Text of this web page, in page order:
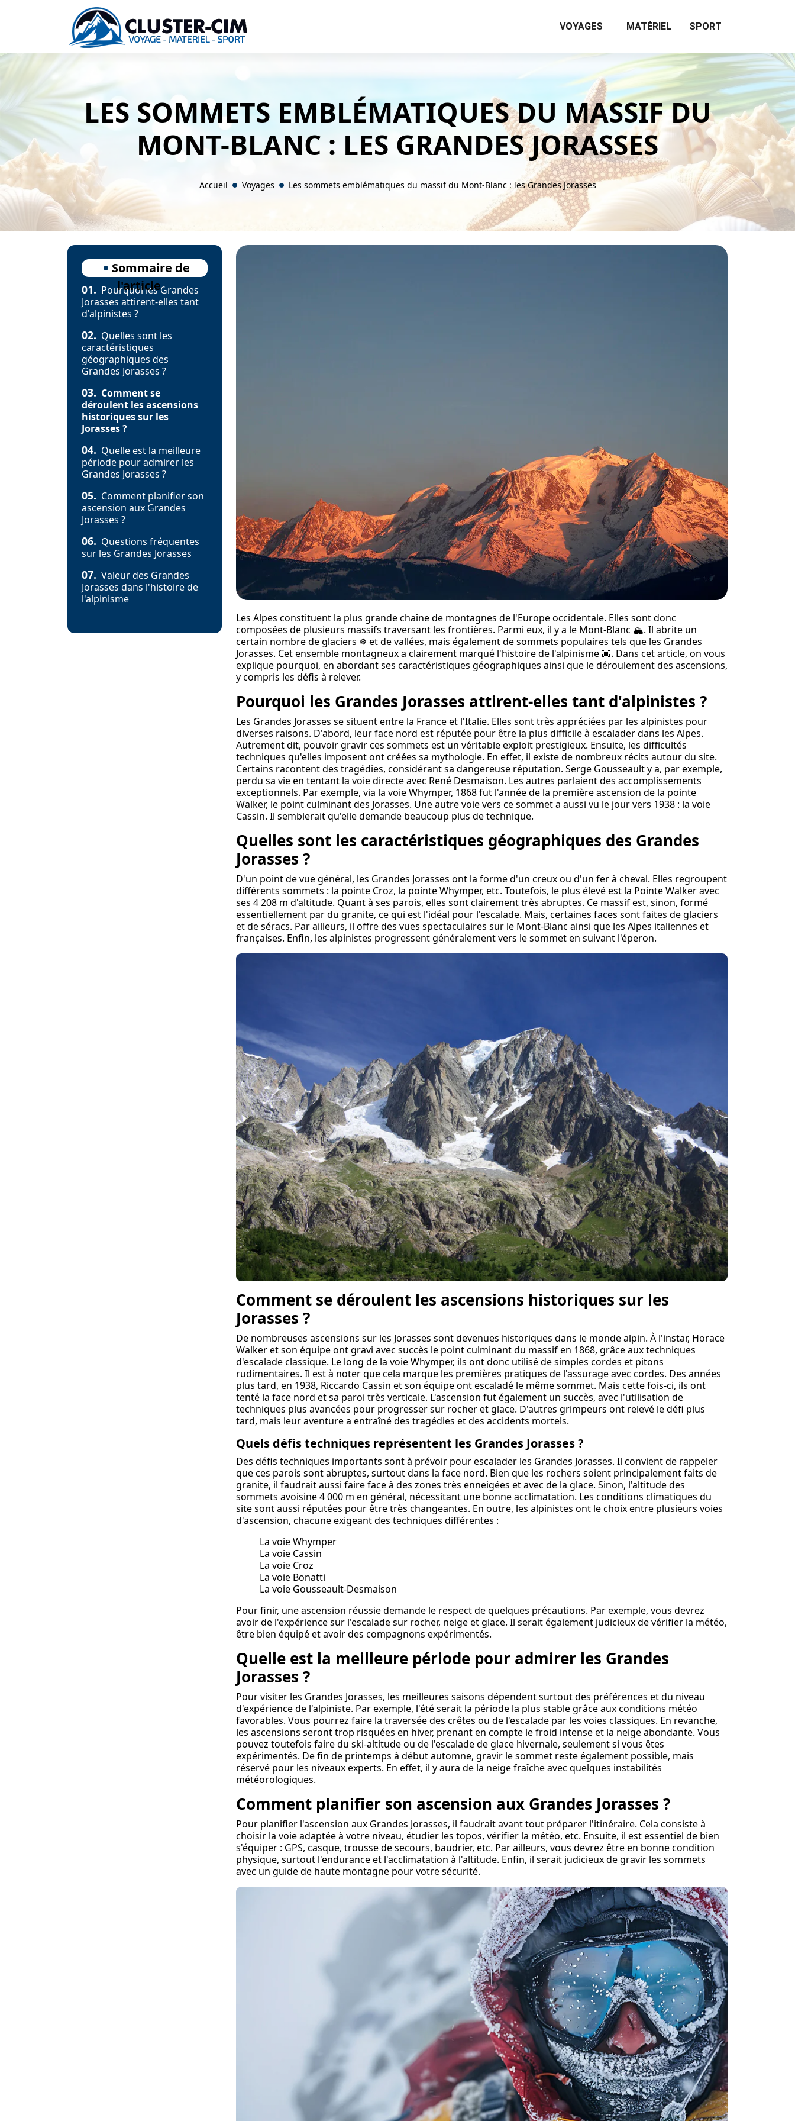
VOYAGES MATÉRIEL SPORT
LES SOMMETS EMBLÉMATIQUES DU MASSIF DU
MONT-BLANC : LES GRANDES JORASSES
Accueil Voyages Les sommets emblématiques du massif du Mont-Blanc : les Grandes Jorasses
Les Alpes constituent la plus grande chaîne de montagnes de l'Europe occidentale. Elles sont donc
composées de plusieurs massifs traversant les frontières. Parmi eux, il y a le Mont-Blanc 🏔️. Il abrite un
certain nombre de glaciers ❄ et de vallées, mais également de sommets populaires tels que les Grandes
Jorasses. Cet ensemble montagneux a clairement marqué l'histoire de l'alpinisme 🏿. Dans cet article, on vous
explique pourquoi, en abordant ses caractéristiques géographiques ainsi que le déroulement des ascensions,
y compris les défis à relever.
Pourquoi les Grandes Jorasses attirent-elles tant d'alpinistes ?
Les Grandes Jorasses se situent entre la France et l'Italie. Elles sont très appréciées par les alpinistes pour
diverses raisons. D'abord, leur face nord est réputée pour être la plus difficile à escalader dans les Alpes.
Autrement dit, pouvoir gravir ces sommets est un véritable exploit prestigieux. Ensuite, les difficultés
techniques qu'elles imposent ont créées sa mythologie. En effet, il existe de nombreux récits autour du site.
Certains racontent des tragédies, considérant sa dangereuse réputation. Serge Gousseault y a, par exemple,
perdu sa vie en tentant la voie directe avec René Desmaison. Les autres parlaient des accomplissements
exceptionnels. Par exemple, via la voie Whymper, 1868 fut l'année de la première ascension de la pointe
Walker, le point culminant des Jorasses. Une autre voie vers ce sommet a aussi vu le jour vers 1938 : la voie
Cassin. Il semblerait qu'elle demande beaucoup plus de technique.
Quelles sont les caractéristiques géographiques des Grandes
Jorasses ?
D'un point de vue général, les Grandes Jorasses ont la forme d'un creux ou d'un fer à cheval. Elles regroupent
différents sommets : la pointe Croz, la pointe Whymper, etc. Toutefois, le plus élevé est la Pointe Walker avec
ses 4 208 m d'altitude. Quant à ses parois, elles sont clairement très abruptes. Ce massif est, sinon, formé
essentiellement par du granite, ce qui est l'idéal pour l'escalade. Mais, certaines faces sont faites de glaciers
et de séracs. Par ailleurs, il offre des vues spectaculaires sur le Mont-Blanc ainsi que les Alpes italiennes et
françaises. Enfin, les alpinistes progressent généralement vers le sommet en suivant l'éperon.
Comment se déroulent les ascensions historiques sur les
Jorasses ?
De nombreuses ascensions sur les Jorasses sont devenues historiques dans le monde alpin. À l'instar, Horace
Walker et son équipe ont gravi avec succès le point culminant du massif en 1868, grâce aux techniques
d'escalade classique. Le long de la voie Whymper, ils ont donc utilisé de simples cordes et pitons
rudimentaires. Il est à noter que cela marque les premières pratiques de l'assurage avec cordes. Des années
plus tard, en 1938, Riccardo Cassin et son équipe ont escaladé le même sommet. Mais cette fois-ci, ils ont
tenté la face nord et sa paroi très verticale. L'ascension fut également un succès, avec l'utilisation de
techniques plus avancées pour progresser sur rocher et glace. D'autres grimpeurs ont relevé le défi plus
tard, mais leur aventure a entraîné des tragédies et des accidents mortels.
Quels défis techniques représentent les Grandes Jorasses ?
Des défis techniques importants sont à prévoir pour escalader les Grandes Jorasses. Il convient de rappeler
que ces parois sont abruptes, surtout dans la face nord. Bien que les rochers soient principalement faits de
granite, il faudrait aussi faire face à des zones très enneigées et avec de la glace. Sinon, l'altitude des
sommets avoisine 4 000 m en général, nécessitant une bonne acclimatation. Les conditions climatiques du
site sont aussi réputées pour être très changeantes. En outre, les alpinistes ont le choix entre plusieurs voies
d'ascension, chacune exigeant des techniques différentes :
La voie Whymper
La voie Cassin
La voie Croz
La voie Bonatti
La voie Gousseault-Desmaison
Pour finir, une ascension réussie demande le respect de quelques précautions. Par exemple, vous devrez
avoir de l'expérience sur l'escalade sur rocher, neige et glace. Il serait également judicieux de vérifier la météo,
être bien équipé et avoir des compagnons expérimentés.
Quelle est la meilleure période pour admirer les Grandes
Jorasses ?
Pour visiter les Grandes Jorasses, les meilleures saisons dépendent surtout des préférences et du niveau
d'expérience de l'alpiniste. Par exemple, l'été serait la période la plus stable grâce aux conditions météo
favorables. Vous pourrez faire la traversée des crêtes ou de l'escalade par les voies classiques. En revanche,
les ascensions seront trop risquées en hiver, prenant en compte le froid intense et la neige abondante. Vous
pouvez toutefois faire du ski-altitude ou de l'escalade de glace hivernale, seulement si vous êtes
expérimentés. De fin de printemps à début automne, gravir le sommet reste également possible, mais
réservé pour les niveaux experts. En effet, il y aura de la neige fraîche avec quelques instabilités
météorologiques.
Comment planifier son ascension aux Grandes Jorasses ?
Pour planifier l'ascension aux Grandes Jorasses, il faudrait avant tout préparer l'itinéraire. Cela consiste à
choisir la voie adaptée à votre niveau, étudier les topos, vérifier la météo, etc. Ensuite, il est essentiel de bien
s'équiper : GPS, casque, trousse de secours, baudrier, etc. Par ailleurs, vous devrez être en bonne condition
physique, surtout l'endurance et l'acclimatation à l'altitude. Enfin, il serait judicieux de gravir les sommets
avec un guide de haute montagne pour votre sécurité.
Sommaire de
l'article
01. Pourquoi les Grandes
Jorasses attirent-elles tant
d'alpinistes ?
02. Quelles sont les
caractéristiques
géographiques des
Grandes Jorasses ?
03. Comment se
déroulent les ascensions
historiques sur les
Jorasses ?
04. Quelle est la meilleure
période pour admirer les
Grandes Jorasses ?
05. Comment planifier son
ascension aux Grandes
Jorasses ?
06. Questions fréquentes
sur les Grandes Jorasses
07. Valeur des Grandes
Jorasses dans l'histoire de
l'alpinisme